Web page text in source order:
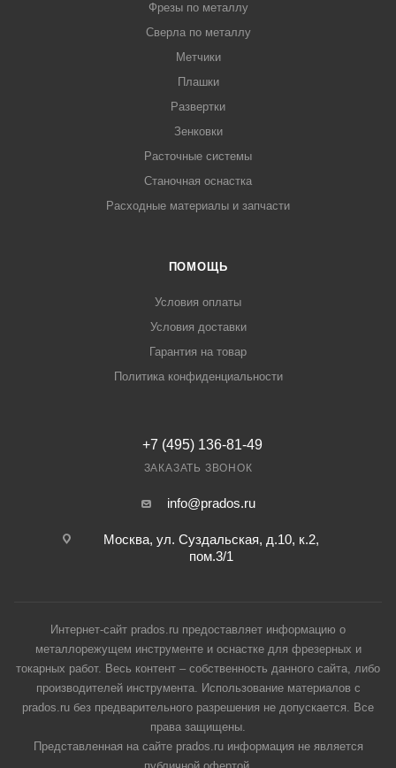
Фрезы по металлу
Сверла по металлу
Метчики
Плашки
Развертки
Зенковки
Расточные системы
Станочная оснастка
Расходные материалы и запчасти
ПОМОЩЬ
Условия оплаты
Условия доставки
Гарантия на товар
Политика конфиденциальности
+7 (495) 136-81-49
ЗАКАЗАТЬ ЗВОНОК
info@prados.ru
Москва, ул. Суздальская, д.10, к.2,
пом.3/1
Интернет-сайт prados.ru предоставляет информацию о
металлорежущем инструменте и оснастке для фрезерных и
токарных работ. Весь контент – собственность данного сайта, либо
производителей инструмента. Использование материалов с
prados.ru без предварительного разрешения не допускается. Все
права защищены.
Представленная на сайте prados.ru информация не является